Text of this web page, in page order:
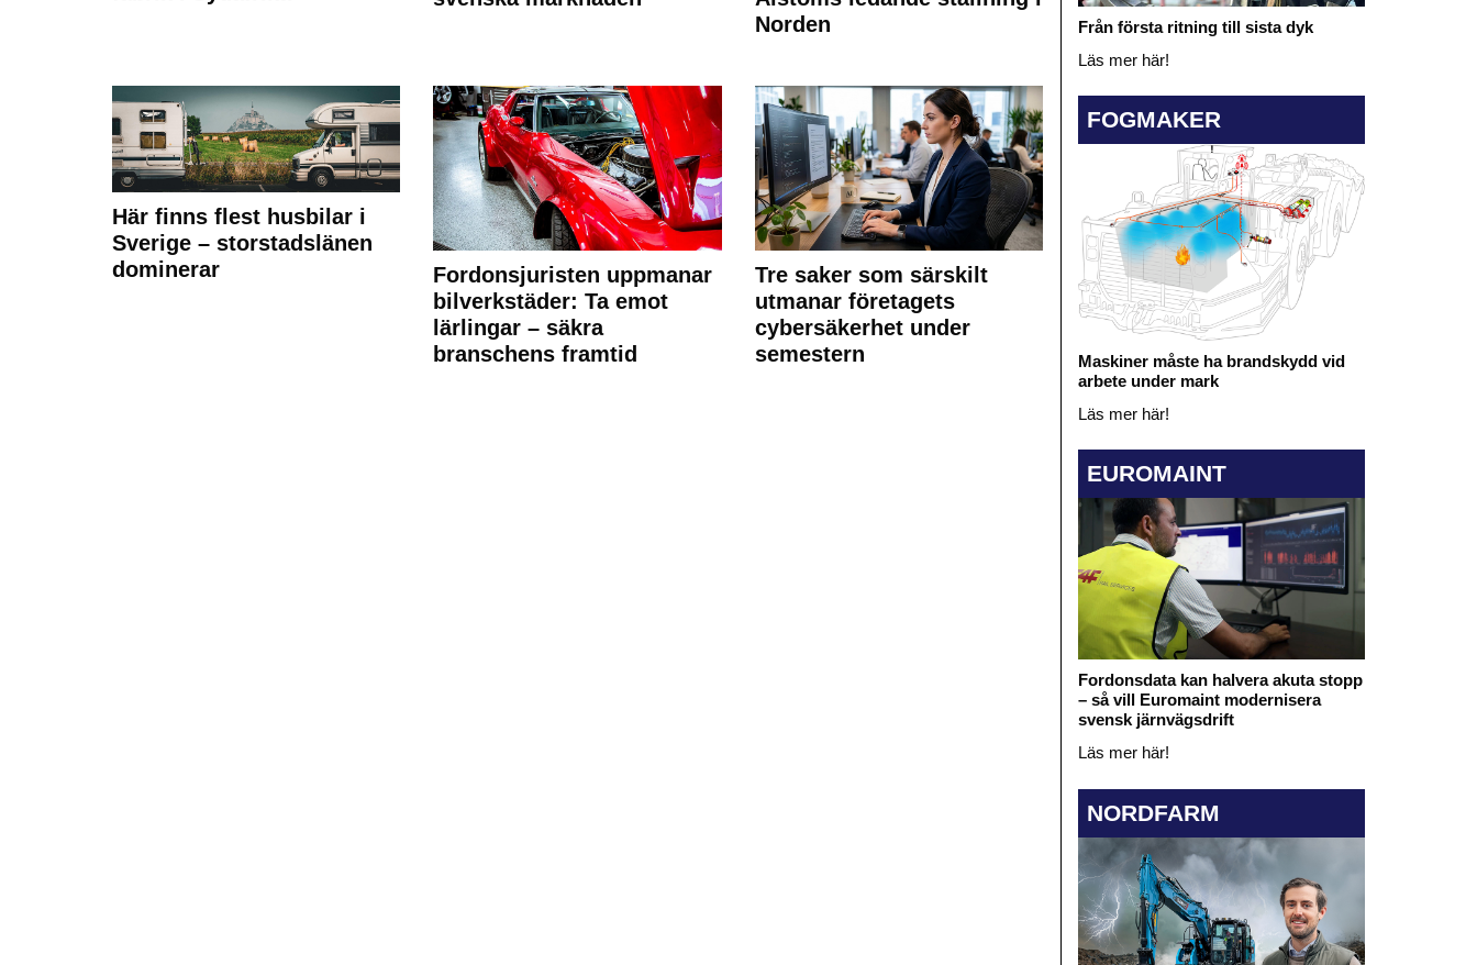
Norden
Här finns flest husbilar i
Sverige – storstadslänen
dominerar
Fordonsjuristen uppmanar
bilverkstäder: Ta emot
lärlingar – säkra
branschens framtid
Tre saker som särskilt
utmanar företagets
cybersäkerhet under
semestern
Från första ritning till sista dyk
Läs mer här!
FOGMAKER
Maskiner måste ha brandskydd vid
arbete under mark
Läs mer här!
EUROMAINT
Fordonsdata kan halvera akuta stopp
– så vill Euromaint modernisera
svensk järnvägsdrift
Läs mer här!
NORDFARM